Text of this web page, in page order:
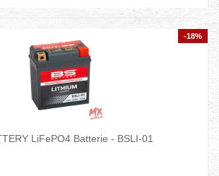
-18%
LiFePO4 Batterie - BSLI-01